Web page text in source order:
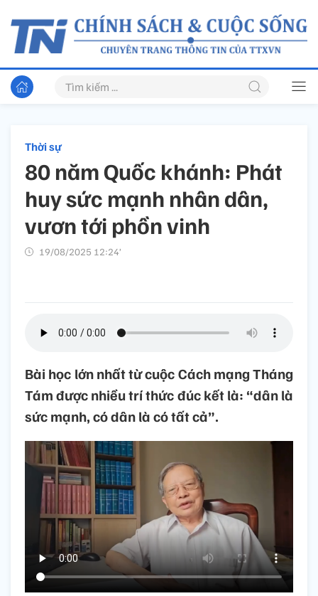
Thời sự
80 năm Quốc khánh: Phát
huy sức mạnh nhân dân,
vươn tới phồn vinh
19/08/2025 12:24’
Bài học lớn nhất từ cuộc Cách mạng Tháng
Tám được nhiều trí thức đúc kết là: “dân là
sức mạnh, có dân là có tất cả”.